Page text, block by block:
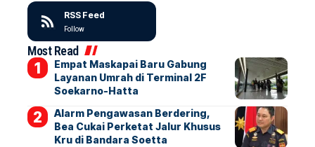
RSS Feed
Follow
Most Read
Empat Maskapai Baru Gabung
Layanan Umrah di Terminal 2F
Soekarno-Hatta
Alarm Pengawasan Berdering,
Bea Cukai Perketat Jalur Khusus
Kru di Bandara Soetta